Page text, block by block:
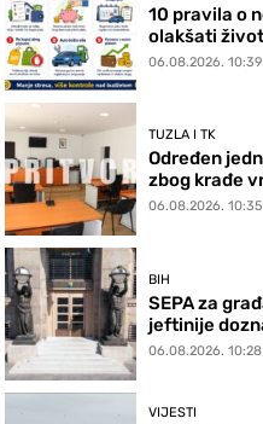
10 pravila o
olakšati
06.08.2026. 10:39
TUZLA I TK
Određen
zbog krađe
06.08.2026. 10:35
BIH
SEPA za
jeftinije
06.08.2026. 10:28
VIJESTI